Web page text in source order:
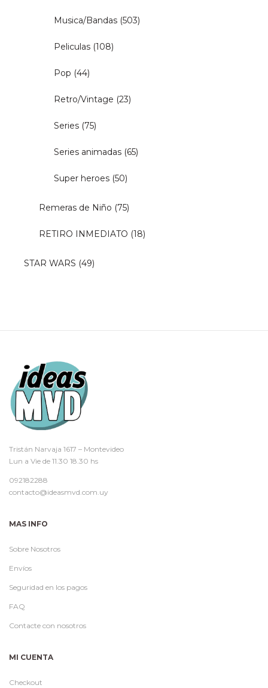
Musica/Bandas (503)
Peliculas (108)
Pop (44)
Retro/Vintage (23)
Series (75)
Series animadas (65)
Super heroes (50)
Remeras de Niño (75)
RETIRO INMEDIATO (18)
STAR WARS (49)
Tristán Narvaja 1617 – Montevideo
Lun a Vie de 11.30 18.30 hs
092182288
contacto@ideasmvd.com.uy
MAS INFO
Sobre Nosotros
Envíos
Seguridad en los pagos
FAQ
Contacte con nosotros
MI CUENTA
Checkout